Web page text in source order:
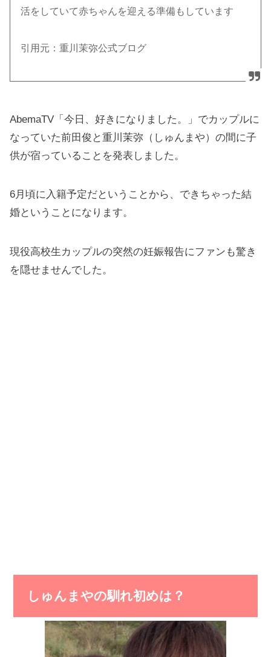
活をしていて赤ちゃんを迎える準備もしています
引用元：重川茉弥公式ブログ
AbemaTV「今日、好きになりました。」でカップルに
なっていた前田俊と重川茉弥（しゅんまや）の間に子
供が宿っていることを発表しました。
6月頃に入籍予定だということから、できちゃった結
婚ということになります。
現役高校生カップルの突然の妊娠報告にファンも驚き
を隠せませんでした。
しゅんまやの馴れ初めは？